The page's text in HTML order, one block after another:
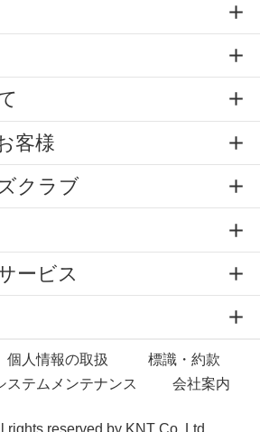
客様
クラブ
ービス
個人情報の取扱
標識・約款
ステムメンテナンス 会社案内